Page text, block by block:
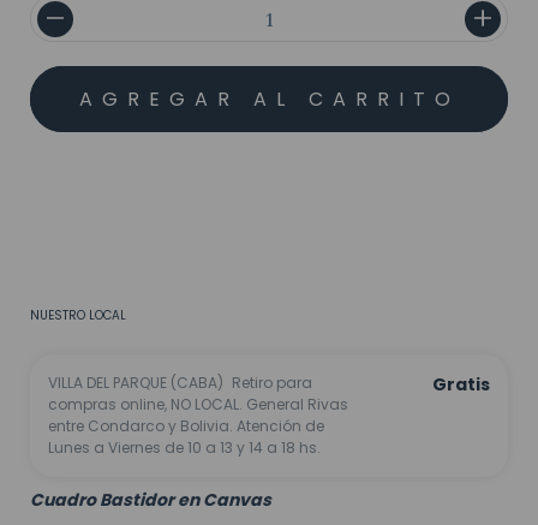
NUESTRO LOCAL
VILLA DEL PARQUE (CABA) Retiro para
compras online, NO LOCAL. General Rivas
entre Condarco y Bolivia. Atención de
Lunes a Viernes de 10 a 13 y 14 a 18 hs.
Gratis
Cuadro Bastidor en Canvas